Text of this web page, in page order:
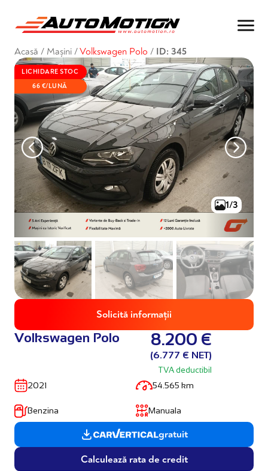
Acasă / Mașini /Volkswagen Polo / ID: 345
LICHIDARE STOC
66 €/LUNĂ
1/3
Solicită informații
Volkswagen Polo 8.200 €
(6.777 € NET)
TVA deductibil
2021 54.565 km
Benzina Manuala
Calculează rata de credit
gratuit